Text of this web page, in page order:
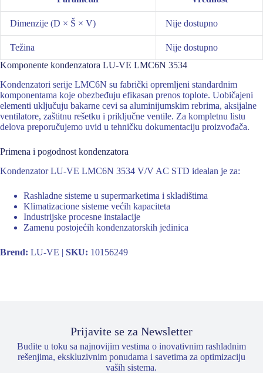
Dimenzije (D × Š × V) Nije dostupno
Težina
Nije dostupno
Komponente kondenzatora LU-VE LMC6N 3534
Kondenzatori serije LMC6N su fabrički opremljeni standardnim
komponentama koje obezbeđuju efikasan prenos toplote. Uobičajeni
elementi uključuju bakarne cevi sa aluminijumskim rebrima, aksijalne
ventilatore, zaštitnu rešetku i priključne ventile. Za kompletnu listu
delova preporučujemo uvid u tehničku dokumentaciju proizvođača.
Primena i pogodnost kondenzatora
Kondenzator LU-VE LMC6N 3534 V/V AC STD idealan je za:
Rashladne sisteme u supermarketima i skladištima
Klimatizacione sisteme većih kapaciteta
Industrijske procesne instalacije
Zamenu postojećih kondenzatorskih jedinica
Brend: LU-VE | SKU: 10156249
Prijavite se za Newsletter
Budite u toku sa najnovijim vestima o inovativnim rashladnim
rešenjima, ekskluzivnim ponudama i savetima za optimizaciju
vaših sistema.